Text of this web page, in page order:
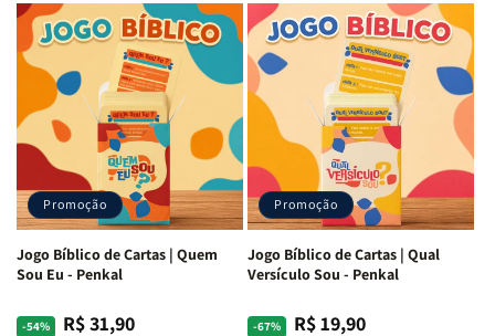
Letra
Média
Full
Color
Brochura
Rei
Leão
Letra
Média
&amp;
Full
Color
|
Brochura
|
Rei
Leão
|
Full
Color
Capa
Dura
Harpa
|
-
Cruz
Laranja
|
Full
Color
|
Capa
Dura
Harpa
|
-
Cruz
Laranja
Promoção
Jogo Bíblico de Cartas | Quem
Sou Eu - Penkal
-54%
Preço
PreçoR$ 31,90
Promoção
Jogo Bíblico de Cartas | Qual
Versículo Sou - Penkal
-67%
Preço
PreçoR$ 19,90